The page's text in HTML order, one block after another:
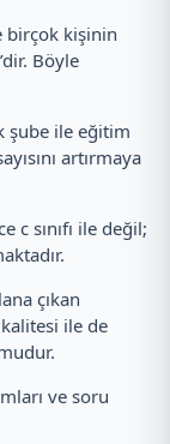
birçok kişinin
Böyle
şube ile eğitim
artırmaya
c sınıfı ile değil;
çıkan
ile de
ve soru